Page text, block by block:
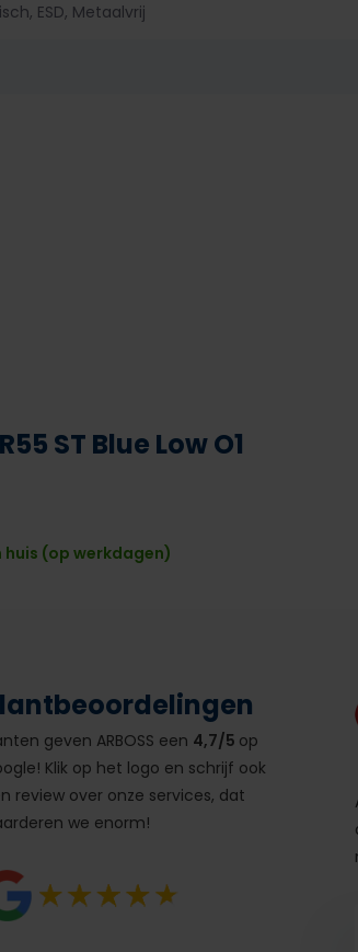
ESD, Metaalvrij
ST Blue Low O1
huis (op werkdagen)
geven ARBOSS een 4,7/5 op
Klik op het logo en schrijf ook
review over onze services, dat
we enorm!